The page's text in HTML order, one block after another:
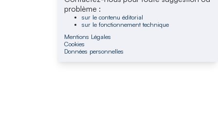
problème :
sur le contenu éditorial
sur le fonctionnement technique
Mentions Légales
Cookies
Données personnelles